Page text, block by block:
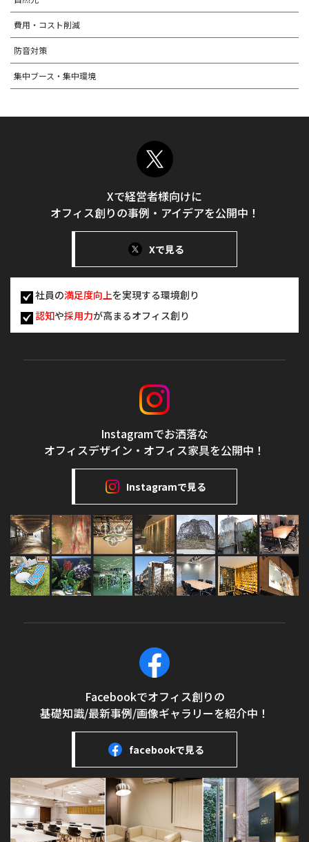
費用・コスト削減
防音対策
集中ブース・集中環境
Xで経営者様向けに
オフィス創りの事例・アイデアを公開中！
Xで見る
社員の満足度向上を実現する環境創り
認知や採用力が高まるオフィス創り
Instagramでお洒落な
オフィスデザイン・オフィス家具を公開中！
Instagramで見る
Facebookでオフィス創りの
基礎知識/最新事例/画像ギャラリーを紹介中！
facebookで見る